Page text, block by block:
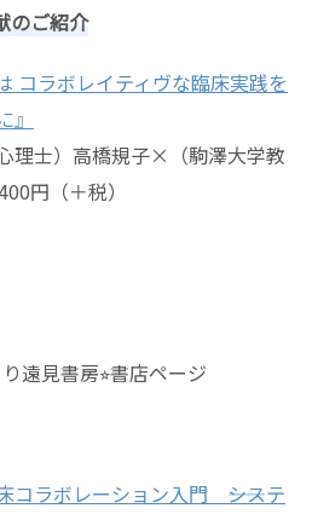
のご紹介
コラボレイティヴな臨床実践を
理士）高橋規子×（駒澤大学教
円（＋税）
遠見書房⭐︎書店ページ
コラボレーション入門 ――システ